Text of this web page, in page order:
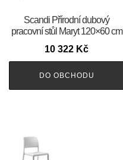
Scandi Přírodní dubový
pracovní stůl Maryt 120×60 cm
10 322 Kč
DO OBCHODU